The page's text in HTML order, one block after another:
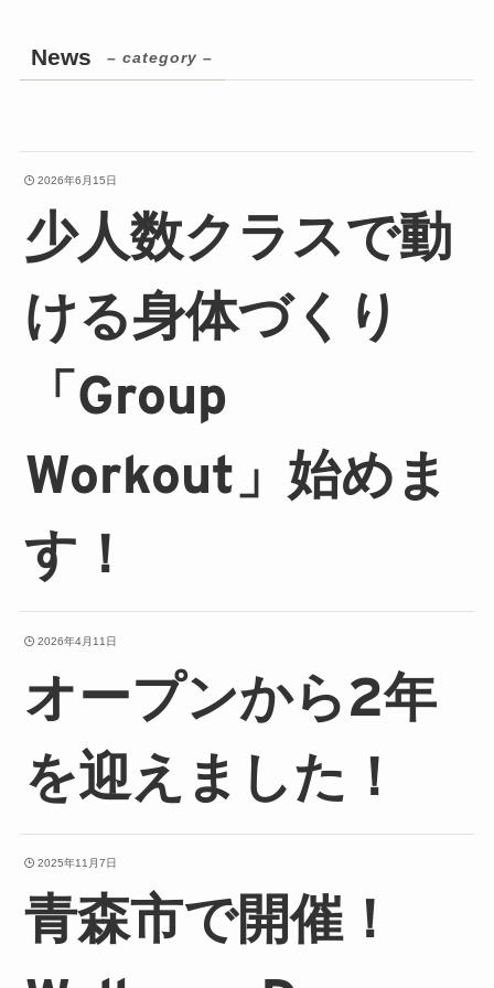
News – category –
2026年6月15日
少人数クラスで動
ける身体づくり
「Group
Workout」始めま
す！
2026年4月11日
オープンから2年
を迎えました！
2025年11月7日
青森市で開催！